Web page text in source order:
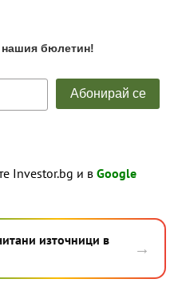
Investor.bg и в Google
източници в
→